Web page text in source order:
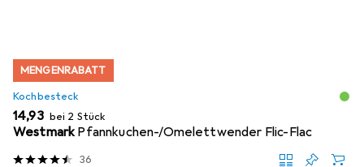
MENGENRABATT
Kochbesteck
EUR
14,93 bei 2 Stück
WestmarkPfannkuchen-/Omelettwender Flic-Flac
36